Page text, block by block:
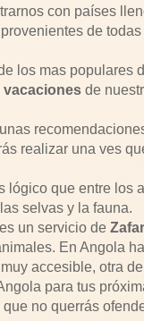
con países
de
los mas populares
vacaciones de
realizar una ves
lógico que entre los
selvas y la fauna.
un servicio de
En Angola
accesible, otra
para tus
no querrás